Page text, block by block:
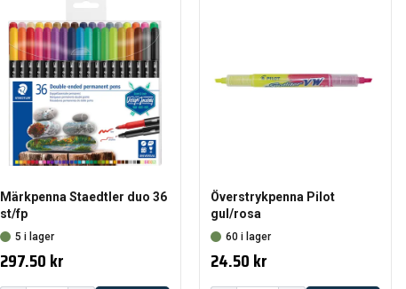
Märkpenna Staedtler duo 36
st/fp
5 i lager
297.50 kr
Överstrykpenna Pilot
gul/rosa
60 i lager
24.50 kr